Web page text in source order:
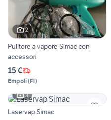
2
Pulitore a vapore Simac con
accessori
15 €
Empoli(FI)
3
Laservap Simac